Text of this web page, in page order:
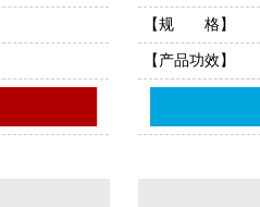
【规 格】
【产品功效】